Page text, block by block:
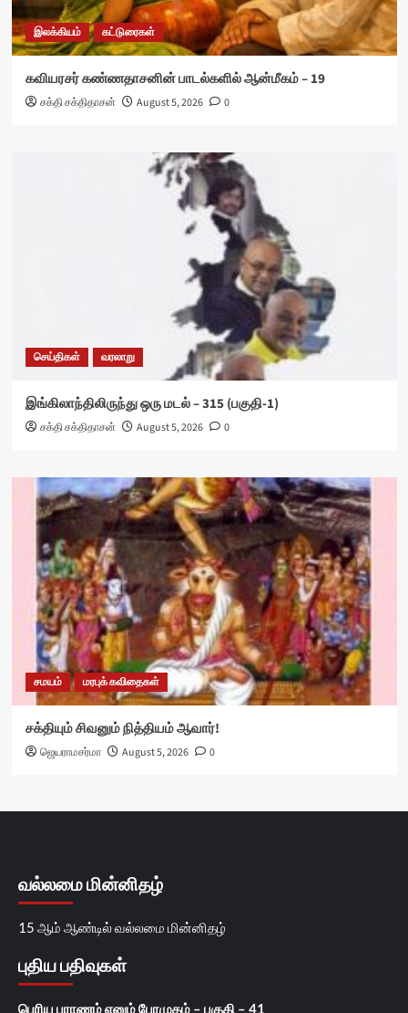
இலக்கியம் கட்டுரைகள்
கவியரசர் கண்ணதாசனின் பாடல்களில் ஆன்மீகம் – 19
சக்தி சக்திதாசன் August 5, 2026 0
செய்திகள் வரலாறு
இங்கிலாந்திலிருந்து ஒரு மடல் – 315 (பகுதி-1)
சக்தி சக்திதாசன் August 5, 2026 0
சமயம் மரபுக் கவிதைகள்
சக்தியும் சிவனும் நித்தியம் ஆவார்!
ஜெயராமசர்மா August 5, 2026 0
வல்லமை மின்னிதழ்
15 ஆம் ஆண்டில் வல்லமை மின்னிதழ்
புதிய பதிவுகள்
பெரிய புராணம் எனும் பேரமுதம் – பகுதி – 41